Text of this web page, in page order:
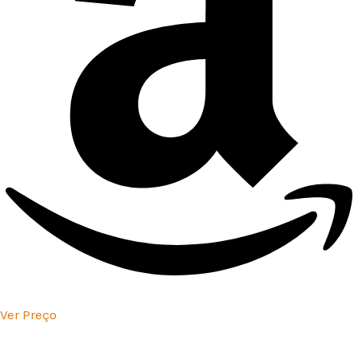
Ver Preço